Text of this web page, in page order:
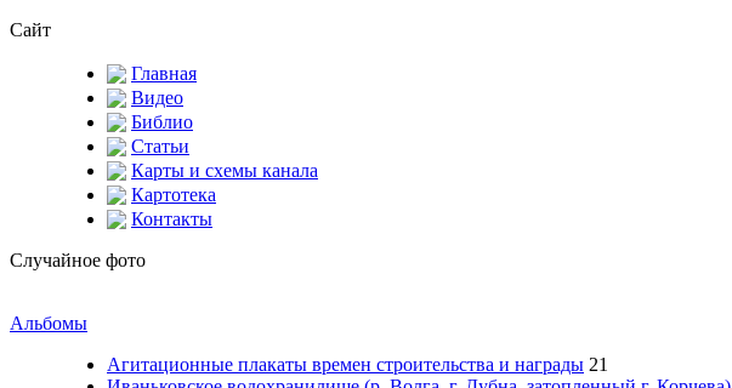
Сайт
Главная
Видео
Библио
Статьи
Карты и схемы канала
Картотека
Контакты
Случайное фото
Альбомы
Агитационные плакаты времен строительства и награды 21